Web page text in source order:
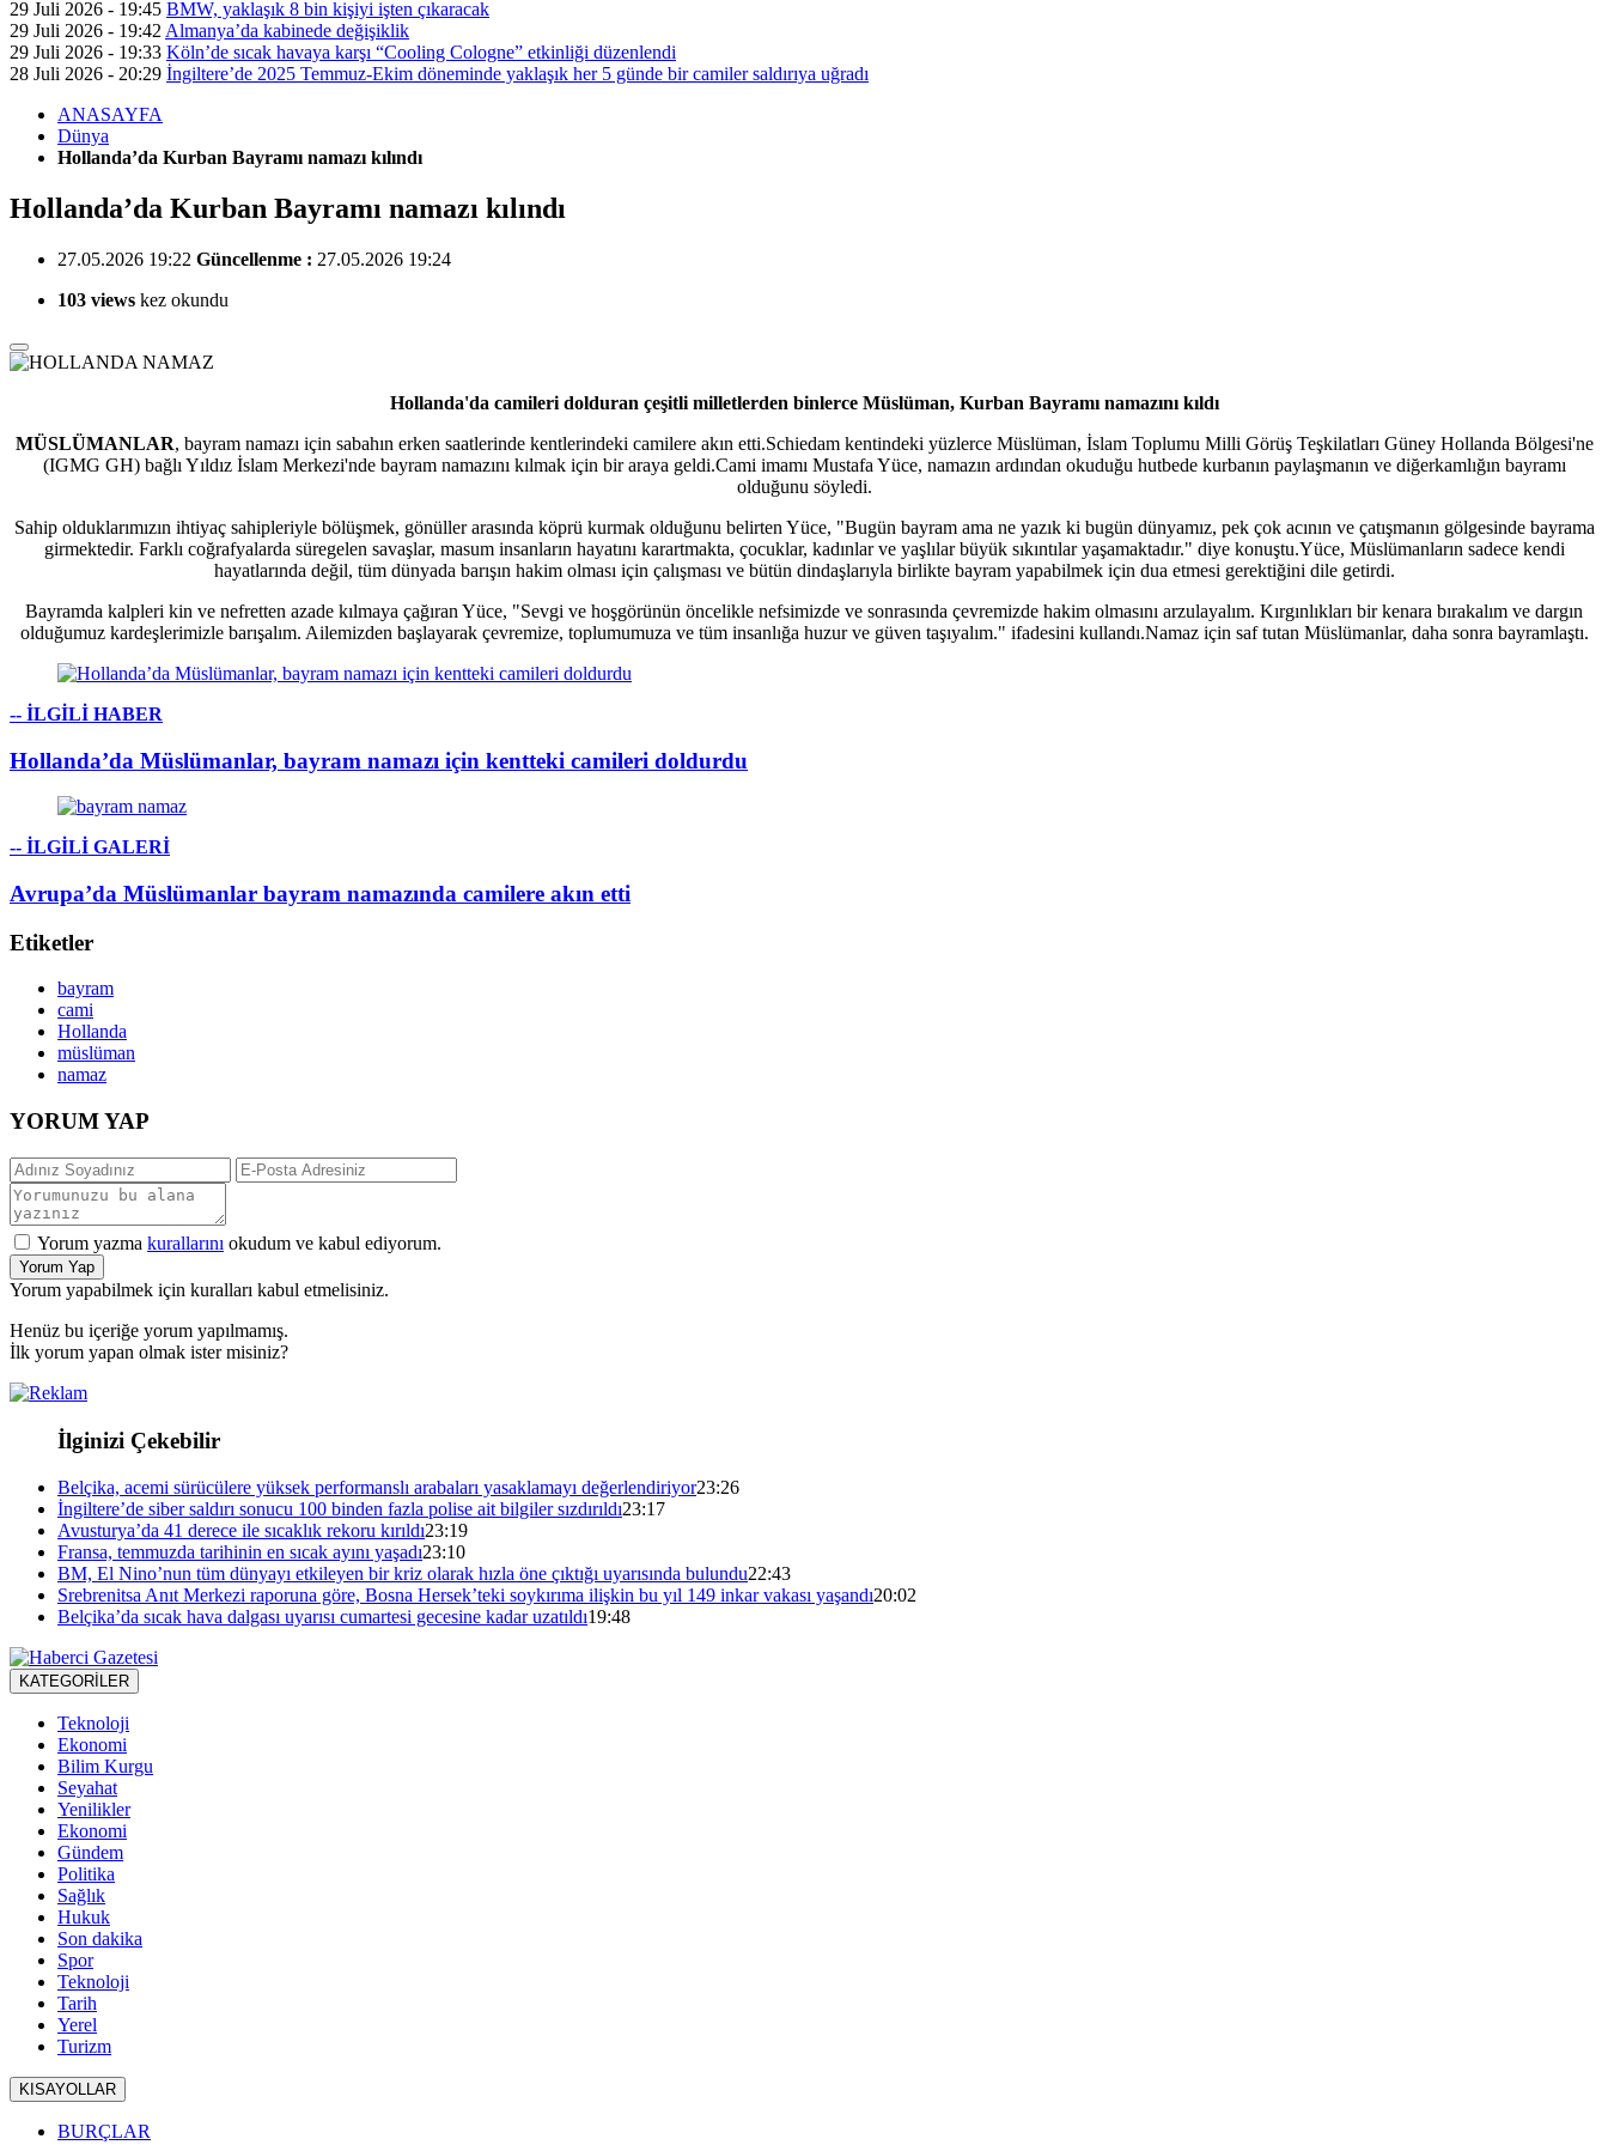
29 Juli 2026 - 19:45 BMW, yaklaşık 8 bin kişiyi işten çıkaracak
29 Juli 2026 - 19:42 Almanya’da kabinede değişiklik
29 Juli 2026 - 19:33 Köln’de sıcak havaya karşı “Cooling Cologne” etkinliği düzenlendi
28 Juli 2026 - 20:29 İngiltere’de 2025 Temmuz-Ekim döneminde yaklaşık her 5 günde bir camiler saldırıya uğradı
ANASAYFA
Dünya
Hollanda’da Kurban Bayramı namazı kılındı
Hollanda’da Kurban Bayramı namazı kılındı
27.05.2026 19:22 Güncellenme : 27.05.2026 19:24
103 views kez okundu
Hollanda'da camileri dolduran çeşitli milletlerden binlerce Müslüman, Kurban Bayramı namazını kıldı
MÜSLÜMANLAR, bayram namazı için sabahın erken saatlerinde kentlerindeki camilere akın etti.Schiedam kentindeki yüzlerce Müslüman, İslam Toplumu Milli Görüş Teşkilatları Güney Hollanda Bölgesi'ne
(IGMG GH) bağlı Yıldız İslam Merkezi'nde bayram namazını kılmak için bir araya geldi.Cami imamı Mustafa Yüce, namazın ardından okuduğu hutbede kurbanın paylaşmanın ve diğerkamlığın bayramı
olduğunu söyledi.
Sahip olduklarımızın ihtiyaç sahipleriyle bölüşmek, gönüller arasında köprü kurmak olduğunu belirten Yüce, "Bugün bayram ama ne yazık ki bugün dünyamız, pek çok acının ve çatışmanın gölgesinde bayrama
girmektedir. Farklı coğrafyalarda süregelen savaşlar, masum insanların hayatını karartmakta, çocuklar, kadınlar ve yaşlılar büyük sıkıntılar yaşamaktadır." diye konuştu.Yüce, Müslümanların sadece kendi
hayatlarında değil, tüm dünyada barışın hakim olması için çalışması ve bütün dindaşlarıyla birlikte bayram yapabilmek için dua etmesi gerektiğini dile getirdi.
Bayramda kalpleri kin ve nefretten azade kılmaya çağıran Yüce, "Sevgi ve hoşgörünün öncelikle nefsimizde ve sonrasında çevremizde hakim olmasını arzulayalım. Kırgınlıkları bir kenara bırakalım ve dargın
olduğumuz kardeşlerimizle barışalım. Ailemizden başlayarak çevremize, toplumumuza ve tüm insanlığa huzur ve güven taşıyalım." ifadesini kullandı.Namaz için saf tutan Müslümanlar, daha sonra bayramlaştı.
-- İLGİLİ HABER
Hollanda’da Müslümanlar, bayram namazı için kentteki camileri doldurdu
-- İLGİLİ GALERİ
Avrupa’da Müslümanlar bayram namazında camilere akın etti
Etiketler
bayram
cami
Hollanda
müslüman
namaz
YORUM YAP
Yorum yazma kurallarını okudum ve kabul ediyorum.
Yorum Yap
Yorum yapabilmek için kuralları kabul etmelisiniz.
Henüz bu içeriğe yorum yapılmamış.
İlk yorum yapan olmak ister misiniz?
İlginizi Çekebilir
Belçika, acemi sürücülere yüksek performanslı arabaları yasaklamayı değerlendiriyor23:26
İngiltere’de siber saldırı sonucu 100 binden fazla polise ait bilgiler sızdırıldı23:17
Avusturya’da 41 derece ile sıcaklık rekoru kırıldı23:19
Fransa, temmuzda tarihinin en sıcak ayını yaşadı23:10
BM, El Nino’nun tüm dünyayı etkileyen bir kriz olarak hızla öne çıktığı uyarısında bulundu22:43
Srebrenitsa Anıt Merkezi raporuna göre, Bosna Hersek’teki soykırıma ilişkin bu yıl 149 inkar vakası yaşandı20:02
Belçika’da sıcak hava dalgası uyarısı cumartesi gecesine kadar uzatıldı19:48
KATEGORİLER
Teknoloji
Ekonomi
Bilim Kurgu
Seyahat
Yenilikler
Ekonomi
Gündem
Politika
Sağlık
Hukuk
Son dakika
Spor
Teknoloji
Tarih
Yerel
Turizm
KISAYOLLAR
BURÇLAR